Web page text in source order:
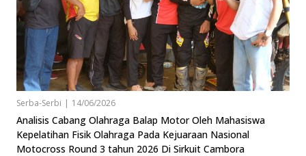
Serba-Serbi | 14/06/2026
Analisis Cabang Olahraga Balap Motor Oleh Mahasiswa
Kepelatihan Fisik Olahraga Pada Kejuaraan Nasional
Motocross Round 3 tahun 2026 Di Sirkuit Cambora